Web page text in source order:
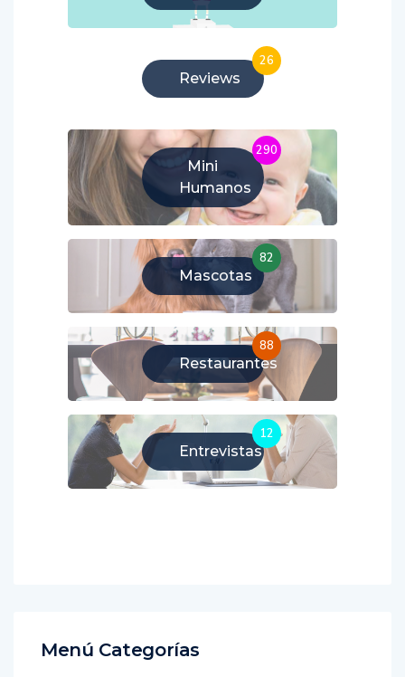
Reviews
26
Mini
Humanos
290
Mascotas
82
Restaurantes
88
Entrevistas
12
Menú Categorías